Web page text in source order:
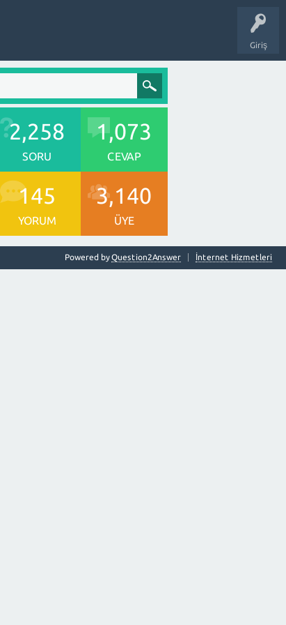
Giriş
2,258
SORU
1,073
CEVAP
145
YORUM
3,140
ÜYE
İnternet Hizmetleri
Powered byQuestion2Answer